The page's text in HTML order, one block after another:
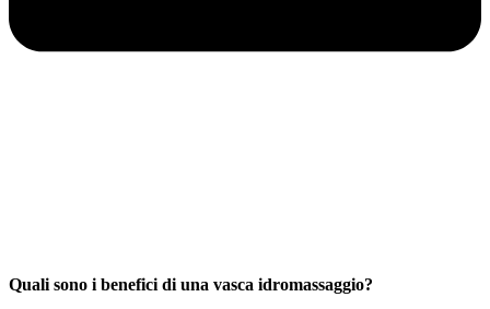
Quali sono i benefici di una vasca idromassaggio?